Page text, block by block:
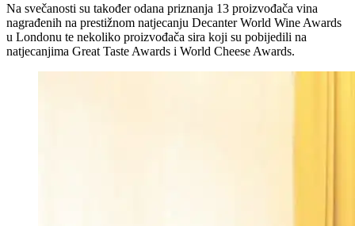
Na svečanosti su također odana priznanja 13 proizvođača vina
nagrađenih na prestižnom natjecanju Decanter World Wine Awards
u Londonu te nekoliko proizvođača sira koji su pobijedili na
natjecanjima Great Taste Awards i World Cheese Awards.